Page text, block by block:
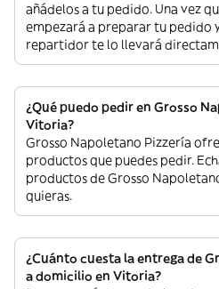
añádelos a tu pedido. Una vez
empezará a preparar tu pedido
repartidor te lo llevará
¿Qué puedo pedir en Grosso
Vitoria?
Grosso Napoletano Pizzería
productos que puedes pedir.
productos de Grosso
quieras.
¿Cuánto cuesta la entrega de
a domicilio en Vitoria?